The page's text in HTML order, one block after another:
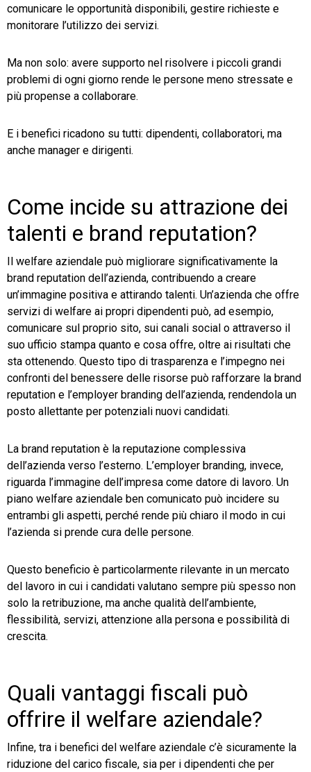
comunicare le opportunità disponibili, gestire richieste e
monitorare l’utilizzo dei servizi.
Ma non solo: avere supporto nel risolvere i piccoli grandi
problemi di ogni giorno rende le persone meno stressate e
più propense a collaborare.
E i benefici ricadono su tutti: dipendenti, collaboratori, ma
anche manager e dirigenti.
Come incide su attrazione dei
talenti e brand reputation?
Il welfare aziendale può migliorare significativamente la
brand reputation dell’azienda, contribuendo a creare
un’immagine positiva e attirando talenti. Un’azienda che offre
servizi di welfare ai propri dipendenti può, ad esempio,
comunicare sul proprio sito, sui canali social o attraverso il
suo ufficio stampa quanto e cosa offre, oltre ai risultati che
sta ottenendo. Questo tipo di trasparenza e l’impegno nei
confronti del benessere delle risorse può rafforzare la brand
reputation e l’employer branding dell’azienda, rendendola un
posto allettante per potenziali nuovi candidati.
La brand reputation è la reputazione complessiva
dell’azienda verso l’esterno. L’employer branding, invece,
riguarda l’immagine dell’impresa come datore di lavoro. Un
piano welfare aziendale ben comunicato può incidere su
entrambi gli aspetti, perché rende più chiaro il modo in cui
l’azienda si prende cura delle persone.
Questo beneficio è particolarmente rilevante in un mercato
del lavoro in cui i candidati valutano sempre più spesso non
solo la retribuzione, ma anche qualità dell’ambiente,
flessibilità, servizi, attenzione alla persona e possibilità di
crescita.
Quali vantaggi fiscali può
offrire il welfare aziendale?
Infine, tra i benefici del welfare aziendale c’è sicuramente la
riduzione del carico fiscale, sia per i dipendenti che per